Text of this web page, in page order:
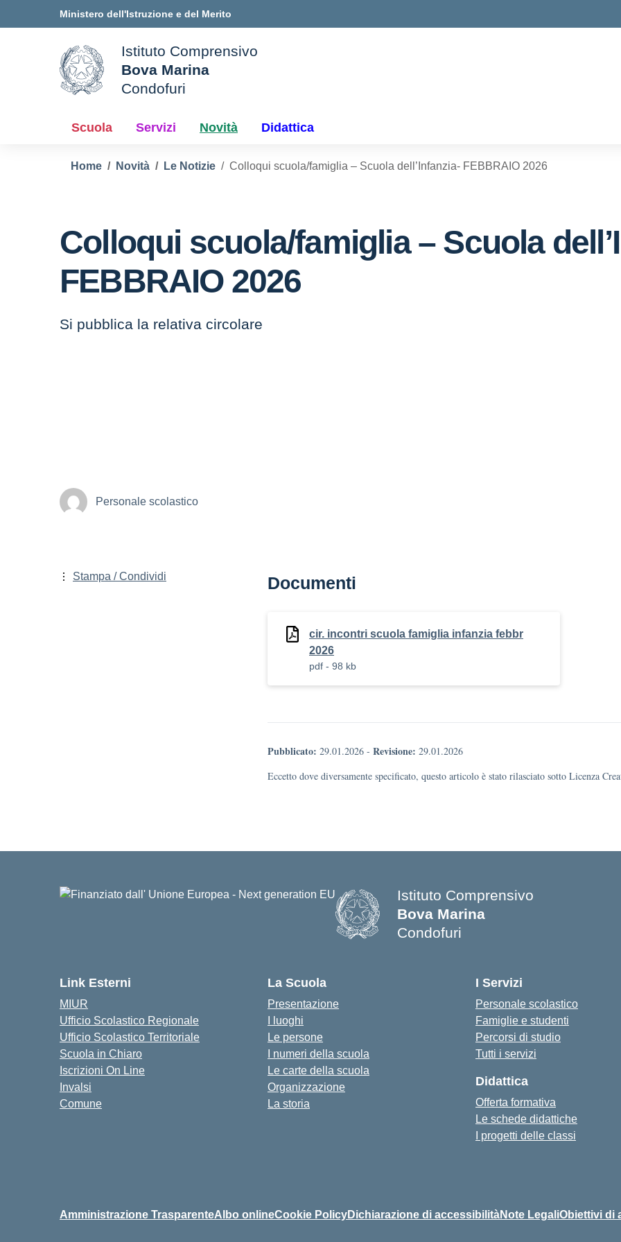
Ministero dell'Istruzione e del Merito
della scuola
Istituto Comprensivo
Bova Marina
Condofuri
Scuola Servizi Novità Didattica
Home Novità Le Notizie Colloqui scuola/famiglia – Scuola dell’Infanzia- FEBBRAIO 2026
Colloqui scuola/famiglia – Scuola
FEBBRAIO 2026
Si pubblica la relativa circolare
Personale scolastico
Documenti
cir. incontri scuola famiglia infanzia febbr
2026
pdf - 98 kb
Pubblicato: 29.01.2026 - Revisione: 29.01.2026
Eccetto dove diversamente specificato, questo articolo è stato rilasciato sotto Licenza
Stampa / Condividi
Istituto Comprensivo
Bova Marina
Condofuri
Link Esterni
MIUR
Ufficio Scolastico Regionale
Ufficio Scolastico Territoriale
Scuola in Chiaro
Iscrizioni On Line
Invalsi
Comune
La Scuola
Presentazione
I luoghi
Le persone
I numeri della scuola
Le carte della scuola
Organizzazione
La storia
I Servizi
Personale scolastico
Famiglie e studenti
Percorsi di studio
Tutti i servizi
Didattica
Offerta formativa
Le schede didattiche
I progetti delle classi
Amministrazione TrasparenteAlbo onlineCookie PolicyDichiarazione di accessibilitàNote LegaliObiettivi di